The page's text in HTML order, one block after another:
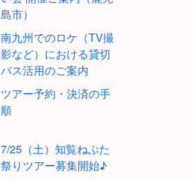
島市）
南九州でのロケ（TV撮
影など）における貸切
バス活用のご案内
ツアー予約・決済の手
順
7/25（土）知覧ねぷた
祭りツアー募集開始♪